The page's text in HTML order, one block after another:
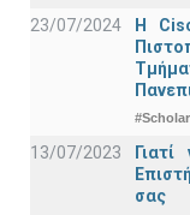
23/07/2024
Η
13/07/2023
σας